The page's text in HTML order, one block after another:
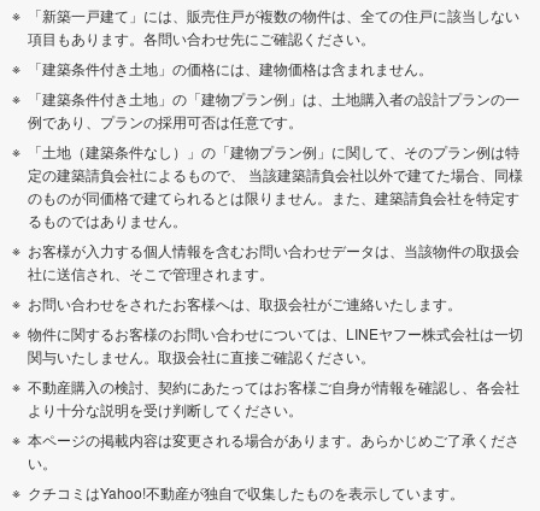
「新築一戸建て」には、販売住戸が複数の物件は、全ての住戸に該当しない
項目もあります。各問い合わせ先にご確認ください。
「建築条件付き土地」の価格には、建物価格は含まれません。
「建築条件付き土地」の「建物プラン例」は、土地購入者の設計プランの一
例であり、プランの採用可否は任意です。
「土地（建築条件なし）」の「建物プラン例」に関して、そのプラン例は特
定の建築請負会社によるもので、 当該建築請負会社以外で建てた場合、同様
のものが同価格で建てられるとは限りません。また、建築請負会社を特定す
るものではありません。
お客様が入力する個人情報を含むお問い合わせデータは、当該物件の取扱会
社に送信され、そこで管理されます。
お問い合わせをされたお客様へは、取扱会社がご連絡いたします。
物件に関するお客様のお問い合わせについては、LINEヤフー株式会社は一切
関与いたしません。取扱会社に直接ご確認ください。
不動産購入の検討、契約にあたってはお客様ご自身が情報を確認し、各会社
より十分な説明を受け判断してください。
本ページの掲載内容は変更される場合があります。あらかじめご了承くださ
い。
クチコミはYahoo!不動産が独自で収集したものを表示しています。